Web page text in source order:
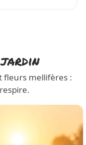
fleurs mellifères :